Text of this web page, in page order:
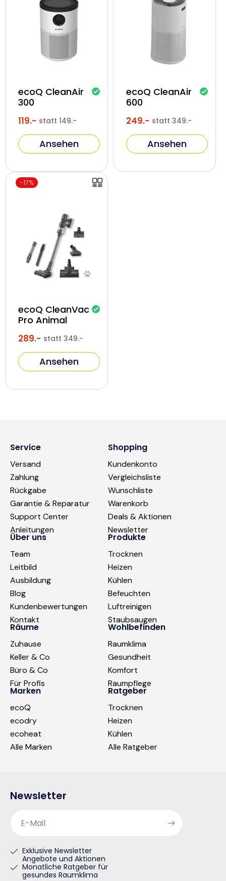
Normaler
statt 149.-
Verkaufspreis
119.-
ecoQ CleanAir
300
Ansehen
Normaler
statt 349.-
Verkaufspreis
249.-
ecoQ CleanAir
600
Ansehen
E
r
-17%
Normaler
statt 349.-
Verkaufspreis
289.-
ecoQ CleanVac
Pro Animal
Ansehen
Service
Versand
Zahlung
Rückgabe
Garantie & Reparatur
Support Center
Anleitungen
Shopping
Kundenkonto
Vergleichsliste
Wunschliste
Warenkorb
Deals & Aktionen
Newsletter
Über uns
Team
Leitbild
Ausbildung
Blog
Kundenbewertungen
Kontakt
Produkte
Trocknen
Heizen
Kühlen
Befeuchten
Luftreinigen
Staubsaugen
Räume
Zuhause
Keller & Co
Büro & Co
Für Profis
Wohlbefinden
Raumklima
Gesundheit
Komfort
Raumpflege
Marken
ecoQ
ecodry
ecoheat
Alle Marken
Ratgeber
Trocknen
Heizen
Kühlen
Alle Ratgeber
Newsletter
E-Mail
Exklusive Newsletter
Angebote und Aktionen
Monatliche Ratgeber für
gesundes Raumklima